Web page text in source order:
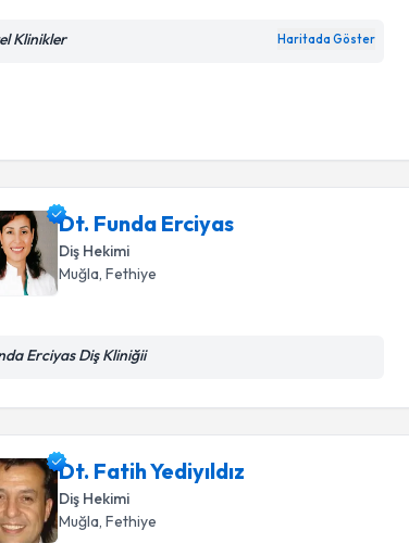
Klinikler Haritada Göster
Dt. Funda Erciyas
Diş Hekimi
Muğla, Fethiye
Erciyas Diş Kliniğii
Dt. Fatih Yediyıldız
Diş Hekimi
Muğla, Fethiye